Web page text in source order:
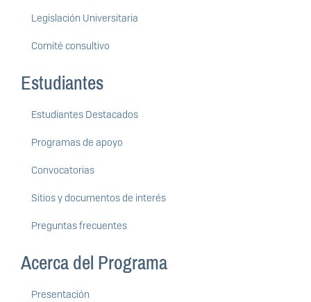
Legislación Universitaria
Comité consultivo
Estudiantes
Estudiantes Destacados
Programas de apoyo
Convocatorias
Sitios y documentos de interés
Preguntas frecuentes
Acerca del Programa
Presentación